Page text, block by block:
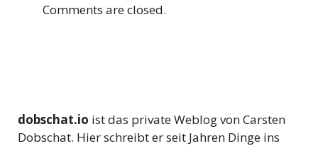
Comments are closed.
dobschat.io ist das private Weblog von Carsten
Dobschat. Hier schreibt er seit Jahren Dinge ins